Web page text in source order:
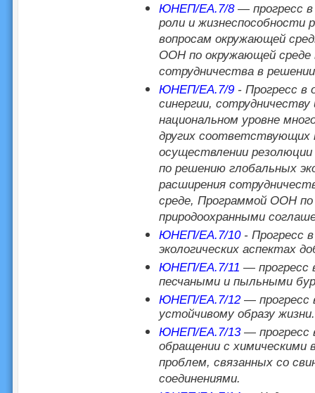
ЮНЕП/EA.7/8— прогресс в
роли и жизнеспособности
вопросам окружающей
ООН по окружающей среде
сотрудничества в
ЮНЕП/EA.7/9- Прогресс в
синергии,
национальном уровне
других соответствующих
осуществлении
по решению глобальных
расширения
среде, Программой ООН
природоохранными
ЮНЕП/EA.7/10- Прогресс
экологических аспектах
ЮНЕП/EA.7/11 — прогресс
песчаными и пыльными
ЮНЕП/EA.7/12— прогресс
устойчивому образу жизни.
ЮНЕП/EA.7/13— прогресс
обращении с
проблем, связанных со
соединениями.